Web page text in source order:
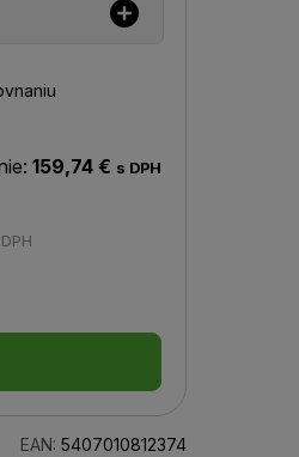
159,74 € s DPH
EAN: 5407010812374